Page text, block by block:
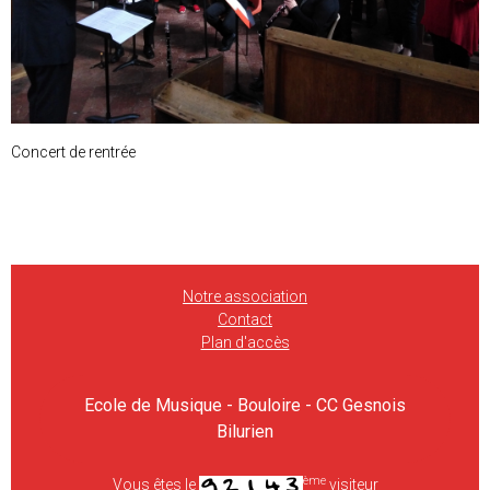
Concert de rentrée
Notre association
Contact
Plan d'accès
Ecole de Musique - Bouloire - CC Gesnois
Bilurien
Vous êtes le èmevisiteur